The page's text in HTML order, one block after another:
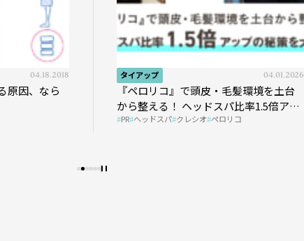
04.18.2018
原因、なら
タイアップ 04.01.2026
『ペロリコ』で頭皮・毛髪環境を土台
から整える！ ヘッドスパ比率1.5倍アッ
プの秘策を大公開
PR ヘッドスパ クレシオ ペロリコ